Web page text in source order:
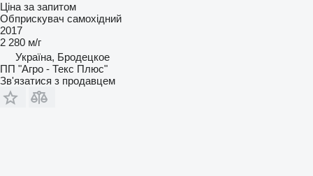
Ціна за запитом
Обприскувач самохідний
2017
2 280 м/г
Україна, Бродецкое
ПП "Агро - Текс Плюс"
Зв'язатися з продавцем